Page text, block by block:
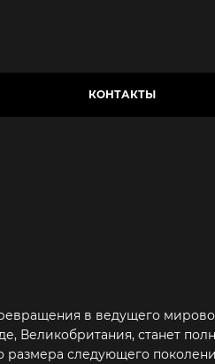
КОНТАКТЫ
в ведущего
Великобритания, станет
размера следующего